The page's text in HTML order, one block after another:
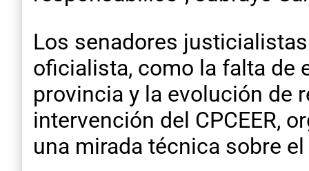
Los senadores
oficialista, como la falta de
provincia y la evolución de
intervención del CPCEER,
una mirada técnica sobre